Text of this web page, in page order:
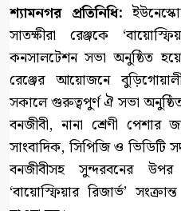
শ্যামনগর প্রতিনিধি:
সাতক্ষীরা রেঞ্জকে
কনসালটেশন সভা অনুষ্ঠিত
রেঞ্জের আয়োজনে
সকালে গুরুত্বপুর্ণ ঐ সভা
বনজীবী, নানা শ্রেণী পেশার
সাংবাদিক, সিপিজি ও ভিডিটি
বনজীবীসহ সুন্দরবনের উপর
‘বায়োস্ফিয়ার রিজার্ভ’